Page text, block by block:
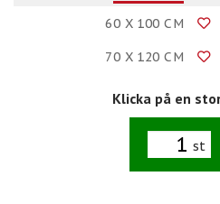
60 X 100 CM
70 X 120 CM
Klicka på en
st